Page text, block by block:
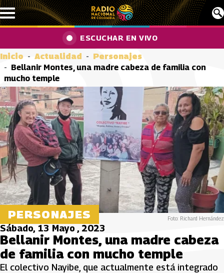
Pasar al contenido principal
ESCUCHAR EN VIVO
Inicio Actualidad
Personajes
Bellanir Montes, una madre cabeza de familia con
mucho temple
PERSONAJES Foto: Richard Hernández
Sábado, 13 Mayo , 2023
Bellanir Montes, una madre cabeza
de familia con mucho temple
El colectivo Nayibe, que actualmente está integrado